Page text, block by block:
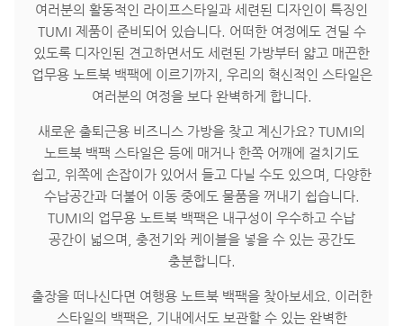
여러분의 활동적인 라이프스타일과 세련된 디자인이 특징인
TUMI 제품이 준비되어 있습니다. 어떠한 여정에도 견딜 수
있도록 디자인된 견고하면서도 세련된 가방부터 얇고 매끈한
업무용 노트북 백팩에 이르기까지, 우리의 혁신적인 스타일은
여러분의 여정을 보다 완벽하게 합니다.
새로운 출퇴근용 비즈니스 가방을 찾고 계신가요? TUMI의
노트북 백팩 스타일은 등에 매거나 한쪽 어깨에 걸치기도
쉽고, 위쪽에 손잡이가 있어서 들고 다닐 수도 있으며, 다양한
수납공간과 더불어 이동 중에도 물품을 꺼내기 쉽습니다.
TUMI의 업무용 노트북 백팩은 내구성이 우수하고 수납
공간이 넓으며, 충전기와 케이블을 넣을 수 있는 공간도
충분합니다.
출장을 떠나신다면 여행용 노트북 백팩을 찾아보세요. 이러한
스타일의 백팩은, 기내에서도 보관할 수 있는 완벽한